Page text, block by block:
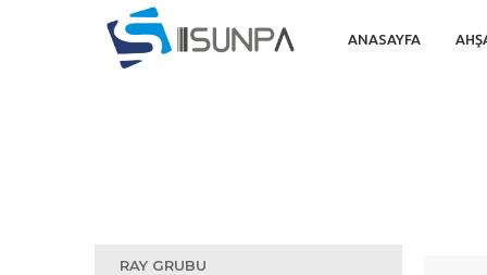
ANASAYFA
RAY GRUBU